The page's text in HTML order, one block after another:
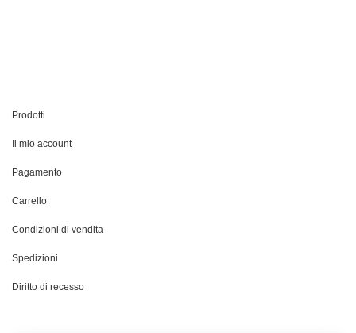
Prodotti
Il mio account
Pagamento
Carrello
Condizioni di vendita
Spedizioni
Diritto di recesso